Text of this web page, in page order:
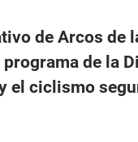
de Arcos de
de la
el ciclismo